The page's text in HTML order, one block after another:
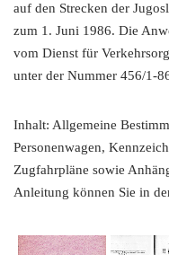
auf den Strecken der
zum 1. Juni 1986. Die
vom Dienst für
unter der Nummer 456/1-
Inhalt: Allgemeine
Personenwagen,
Zugfahrpläne sowie
Anleitung können Sie in